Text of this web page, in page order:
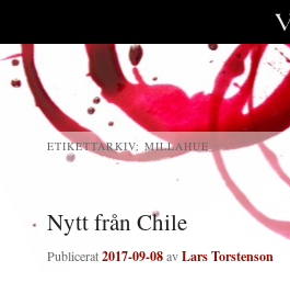
ETIKETTARKIV: MILLAHUE
Nytt från Chile
Publicerat2017-09-08avLars Torstenson